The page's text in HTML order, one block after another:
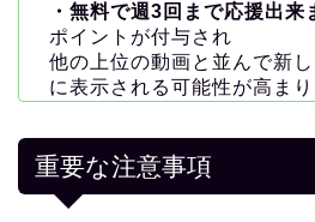
・無料で週3回まで応援出来
ポイントが付与され
他の上位の動画と並んで新
に表示される可能性が高まり
重要な注意事項